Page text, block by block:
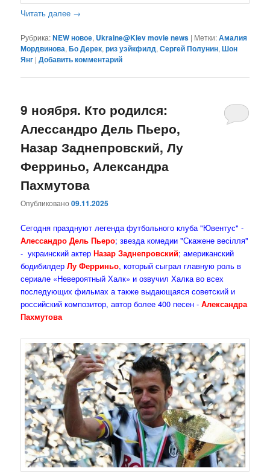
Читать далее →
Рубрика:NEW новое, Ukraine@Kiev movie news | Метки:Амалия
Мордвинова,Бо Дерек,риз уэйкфилд,Сергей Полунин,Шон
Янг |Добавить комментарий
9 ноября. Кто родился:
Алессандро Дель Пьеро,
Назар Заднепровский, Лу
Ферриньо, Александра
Пахмутова
Опубликовано09.11.2025
Сегодня празднуют легенда футбольного клуба "Ювентус" -
Алессандро Дель Пьеро; звезда комедии "Скажене весілля"
- украинский актерНазар Заднепровский; американский
бодибилдерЛу Ферриньо, который сыграл главную роль в
сериале «Невероятный Халк» и озвучил Халка во всех
последующих фильмах а также выдающаяся советский и
российский композитор, автор более 400 песен -Александра
Пахмутова